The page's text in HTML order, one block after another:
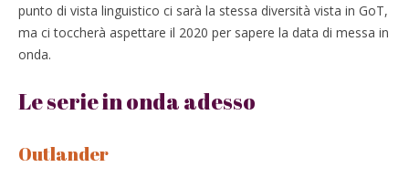
punto di vista linguistico ci sarà la stessa diversità vista in GoT,
ma ci toccherà aspettare il 2020 per sapere la data di messa in
onda.
Le serie in onda adesso
Outlander